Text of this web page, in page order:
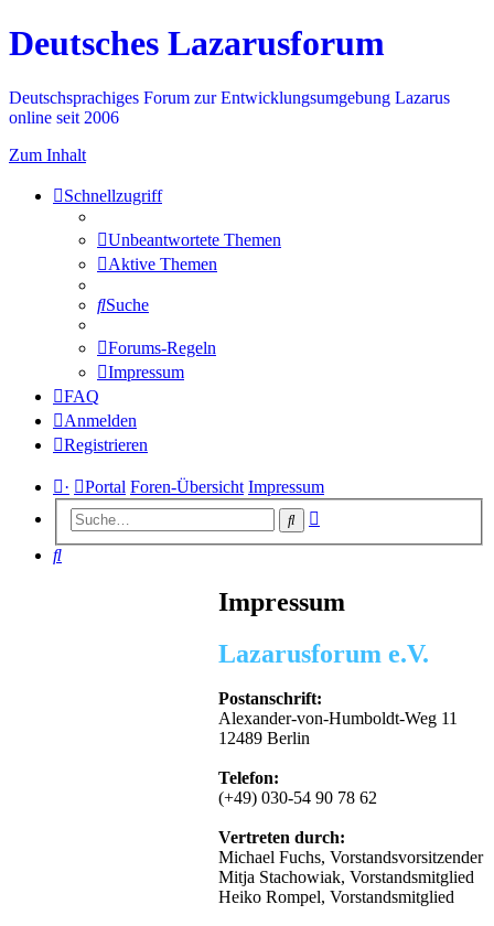
Deutsches Lazarusforum
Deutschsprachiges Forum zur Entwicklungsumgebung Lazarus
online seit 2006
Zum Inhalt
Schnellzugriff
Unbeantwortete Themen
Aktive Themen
Suche
Forums-Regeln
Impressum
FAQ
Anmelden
Registrieren
· Portal Foren-Übersicht Impressum
Suche
Suche
Impressum
Lazarusforum e.V.
Postanschrift:
Alexander-von-Humboldt-Weg 11
12489 Berlin
Telefon:
(+49) 030-54 90 78 62
Vertreten durch:
Michael Fuchs, Vorstandsvorsitzender
Mitja Stachowiak, Vorstandsmitglied
Heiko Rompel, Vorstandsmitglied